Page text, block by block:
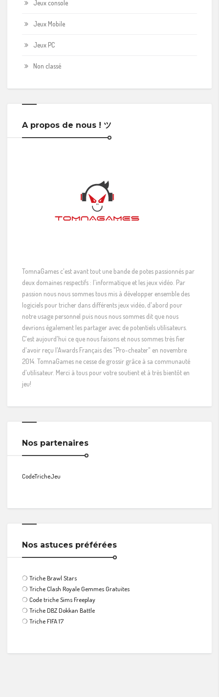
Jeux console
Jeux Mobile
Jeux PC
Non classé
A propos de nous ! ツ
TomnaGames c'est avant tout une bande de potes passionnés par
deux domaines respectifs : l'informatique et les jeux vidéo. Par
passion nous nous sommes tous mis à développer ensemble des
logiciels pour tricher dans différents jeux vidéo, d'abord pour
notre usage personnel puis nous nous sommes dit que nous
devrions également les partager avec de potentiels utilisateurs.
C'est aujourd'hui ce que nous faisons et nous sommes très fier
d'avoir reçu l'Awards Français des "Pro-cheater" en novembre
2014. TomnaGames ne cesse de grossir grâce à sa communauté
d'utilisateur. Merci à tous pour votre soutient et à très bientôt en
jeu!
Nos partenaires
CodeTricheJeu
Nos astuces préférées
❍ Triche Brawl Stars
❍ Triche Clash Royale Gemmes Gratuites
❍ Code triche Sims Freeplay
❍ Triche DBZ Dokkan Battle
❍ Triche FIFA 17